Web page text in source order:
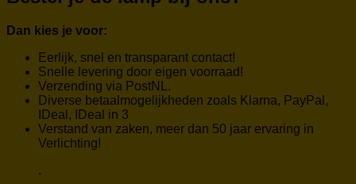
Dan kies je voor:
Eerlijk, snel en transparant contact!
Snelle levering door eigen voorraad!
Verzending via PostNL.
Diverse betaalmogelijkheden zoals Klarna, PayPal,
IDeal, IDeal in 3
Verstand van zaken, meer dan 50 jaar ervaring in
Verlichting!
.